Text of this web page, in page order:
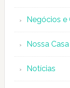
Negócios e
Nossa Casa
Notícias